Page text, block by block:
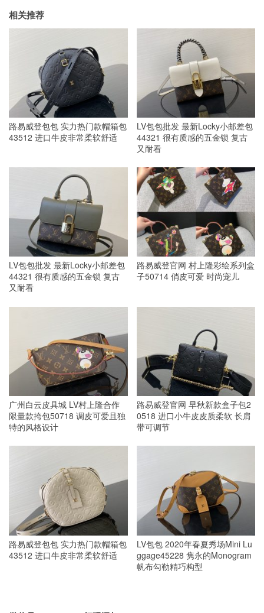
相关推荐
路易威登包包 实力热门款帽箱包
43512 进口牛皮非常柔软舒适
LV包包批发 最新Locky小邮差包
44321 很有质感的五金锁 复古
又耐看
LV包包批发 最新Locky小邮差包
44321 很有质感的五金锁 复古
又耐看
路易威登官网 村上隆彩绘系列盒
子50714 俏皮可爱 时尚宠儿
广州白云皮具城 LV村上隆合作
限量款挎包50718 调皮可爱且独
特的风格设计
路易威登官网 早秋新款盒子包2
0518 进口小牛皮皮质柔软 长肩
带可调节
路易威登包包 实力热门款帽箱包
43512 进口牛皮非常柔软舒适
LV包包 2020年春夏秀场Mini Lu
ggage45228 隽永的Monogram
帆布勾勒精巧构型